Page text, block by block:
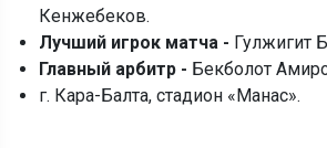
Кенжебеков.
Лучший игрок матча - Гулжигит
Главный арбитр - Бекболот
г. Кара-Балта, стадион «Манас».